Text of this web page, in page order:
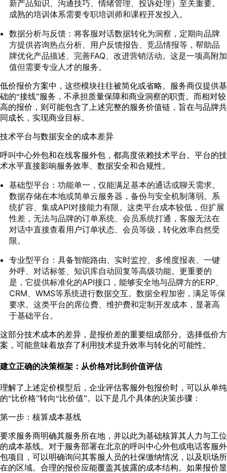
新产品知识、沟通技巧、情绪管理、投诉处理）至关重要。
成熟的培训体系需要专职培训师和课程开发投入。
数据分析与反馈：将客服对话数据转化为洞察，定期向品牌
方提供咨询热点分析、用户反馈报告、竞品情报等，帮助品
牌优化产品描述、完善FAQ、改进营销活动。这是一项高附加
值但需要专业人才的服务。
低价报价方案中，这些模块往往被简化或省略。服务商仅提供基
础的“接线”服务，不承担质量保障和商业洞察的职责。而相对较
高的报价，则可能包含了上述完整的服务价值链，旨在与品牌共
同成长，实现商业目标。
技术平台与数据安全的成本差异
呼叫中心外包和在线客服外包，都高度依赖技术平台。平台的技
术水平直接影响服务效率、数据安全和合规性。
基础型平台：功能单一，仅能满足基本的通话或聊天需求。
数据存储在本地或简单云服务器，备份与安全机制薄弱。系
统扩容、集成API对接能力有限。这类平台成本较低，但扩展
性差，无法与品牌的订单系统、会员系统打通，客服无法在
对话中直接查看用户订单状态、会员等级，转化效率自然受
限。
专业型平台：具备智能路由、实时监控、多维度报表、一键
外呼、对话标签、知识库自动回复等高级功能。更重要的
是，它提供标准化的API接口，能够安全地与品牌方的ERP、
CRM、WMS等系统进行数据交互。数据全程加密，满足等保
要求。这类平台的席位费、维护费和定制开发成本，显著高
于基础平台。
这部分技术成本的差异，是报价差的重要组成部分。选择低价方
案，可能意味着放弃了利用技术提升效率与转化的可能性。
建立正确的决策框架：从价格对比到价值评估
理解了上述定价模型后，企业评估客服外包报价时，可以从单纯
的“比价格”转向“比价值”。以下是几个具体的决策步骤：
第一步：核算成本基线
要求服务商明确其服务所在地，并以此为基础核算其人力与工位
的成本基线。对于服务部署在北京的呼叫中心外包或电话客服外
包项目，可以明确询问其客服人员的社保缴纳情况，以及职场所
在的区域。合理的报价应能覆盖其披露的成本结构。如果报价显